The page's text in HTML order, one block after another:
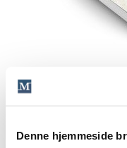
Denne hjemmeside